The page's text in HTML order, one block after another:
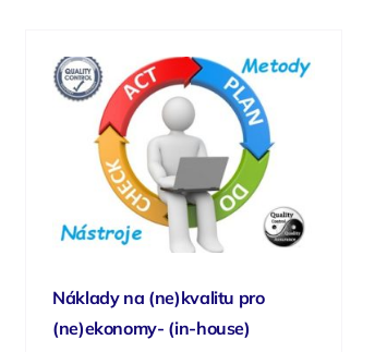
Náklady na (ne)kvalitu pro
(ne)ekonomy- (in-house)